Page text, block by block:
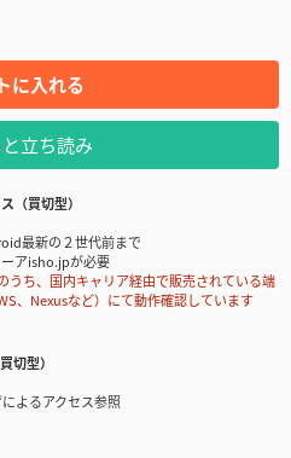
に入れる
立ち読み
（買切型）
最新の２世代前まで
アisho.jpが必要
ち、国内キャリア経由で販売されている端
、Nexusなど）にて動作確認しています
切型）
よるアクセス参照